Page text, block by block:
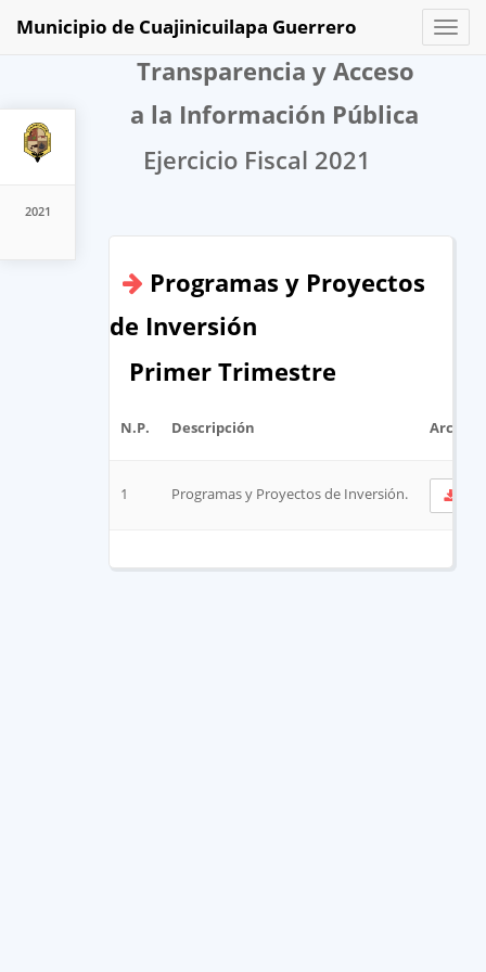
2021
Toggle
Municipio de Cuajinicuilapa Guerrero
Transparencia y Acceso
a la Información Pública
Ejercicio Fiscal 2021
Programas y Proyectos
de Inversión
Primer Trimestre
N.P. Descripción Archivo
1 Programas y Proyectos de Inversión.